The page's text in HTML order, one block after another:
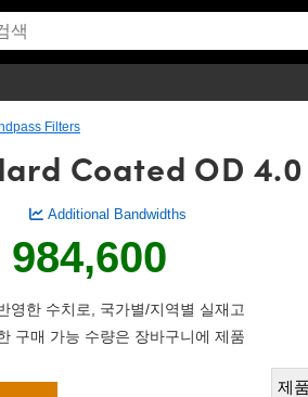
Filters
Coated OD
Additional Bandwidths
to adjust the quantity.
영한 수치로, 국가별/지역별 실재고
구매 가능 수량은 장바구니에 제품
제